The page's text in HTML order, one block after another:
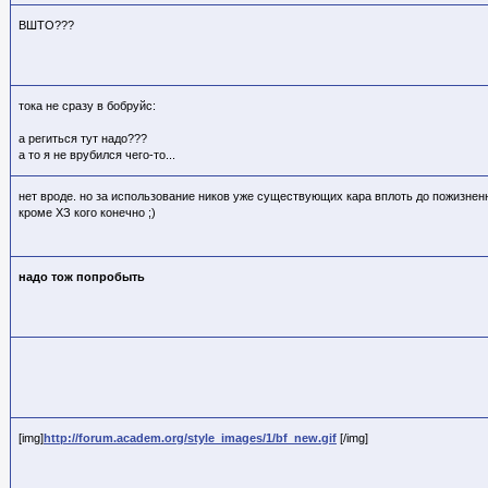
BШТО???
тока не сразу в бобруйс:
а региться тут надо???
а то я не врубился чего-то...
нет вроде. но за использование ников уже существующих кара вплоть до
кроме ХЗ кого конечно ;)
надо тож попробыть
[img]http://forum.academ.org/style_images/1/bf_new.gif [/img]